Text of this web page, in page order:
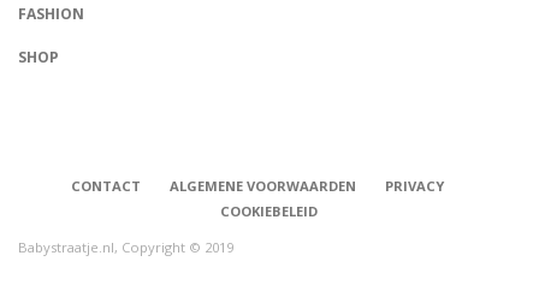
FASHION
SHOP
CONTACT ALGEMENE VOORWAARDEN
PRIVACY
COOKIEBELEID
Babystraatje.nl, Copyright © 2019